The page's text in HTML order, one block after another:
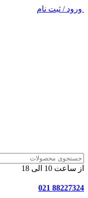
ورود / ثبت نام
از ساعت 10 الی 18
88227324 021